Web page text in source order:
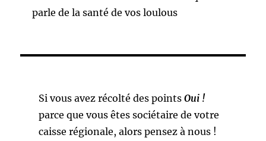
parle de la santé de vos loulous
Si vous avez récolté des points Oui !
parce que vous êtes sociétaire de votre
caisse régionale, alors pensez à nous !